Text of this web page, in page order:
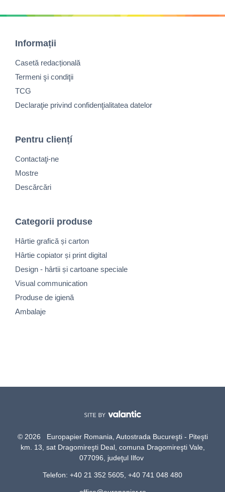
Informații
Casetă redacțională
Termeni şi condiţii
TCG
Declaraţie privind confidenţialitatea datelor
Pentru cliențí
Contactaţi-ne
Mostre
Descărcări
Categorii produse
Hârtie grafică și carton
Hârtie copiator și print digital
Design - hârtii și cartoane speciale
Visual communication
Produse de igienă
Ambalaje
© 2026 Europapier Romania, Autostrada Bucureşti - Piteşti
km. 13, sat Dragomireşti Deal, comuna Dragomireşti Vale,
077096, judeţul Ilfov
Telefon: +40 21 352 5605, +40 741 048 480